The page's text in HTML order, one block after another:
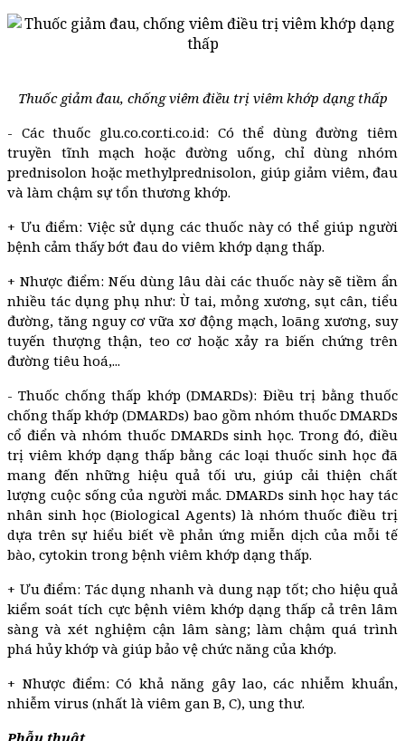
Thuốc giảm đau, chống viêm điều trị viêm khớp dạng thấp
- Các thuốc glu.co.cor.ti.co.id: Có thể dùng đường tiêm
truyền tĩnh mạch hoặc đường uống, chỉ dùng nhóm
prednisolon hoặc methylprednisolon, giúp giảm viêm, đau
và làm chậm sự tổn thương khớp.
+ Ưu điểm: Việc sử dụng các thuốc này có thể giúp người
bệnh cảm thấy bớt đau do viêm khớp dạng thấp.
+ Nhược điểm: Nếu dùng lâu dài các thuốc này sẽ tiềm ẩn
nhiều tác dụng phụ như: Ù tai, mỏng xương, sụt cân, tiểu
đường, tăng nguy cơ vữa xơ động mạch, loãng xương, suy
tuyến thượng thận, teo cơ hoặc xảy ra biến chứng trên
đường tiêu hoá,...
- Thuốc chống thấp khớp (DMARDs): Điều trị bằng thuốc
chống thấp khớp (DMARDs) bao gồm nhóm thuốc DMARDs
cổ điển và nhóm thuốc DMARDs sinh học. Trong đó, điều
trị viêm khớp dạng thấp bằng các loại thuốc sinh học đã
mang đến những hiệu quả tối ưu, giúp cải thiện chất
lượng cuộc sống của người mắc. DMARDs sinh học hay tác
nhân sinh học (Biological Agents) là nhóm thuốc điều trị
dựa trên sự hiểu biết về phản ứng miễn dịch của mỗi tế
bào, cytokin trong bệnh viêm khớp dạng thấp.
+ Ưu điểm: Tác dụng nhanh và dung nạp tốt; cho hiệu quả
kiểm soát tích cực bệnh viêm khớp dạng thấp cả trên lâm
sàng và xét nghiệm cận lâm sàng; làm chậm quá trình
phá hủy khớp và giúp bảo vệ chức năng của khớp.
+ Nhược điểm: Có khả năng gây lao, các nhiễm khuẩn,
nhiễm virus (nhất là viêm gan B, C), ung thư.